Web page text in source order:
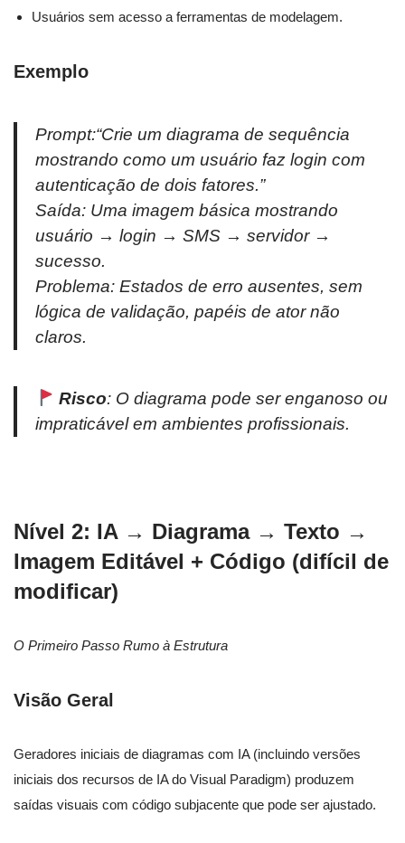
Usuários sem acesso a ferramentas de modelagem.
Exemplo
Prompt:“Crie um diagrama de sequência
mostrando como um usuário faz login com
autenticação de dois fatores.”
Saída: Uma imagem básica mostrando
usuário → login → SMS → servidor →
sucesso.
Problema: Estados de erro ausentes, sem
lógica de validação, papéis de ator não
claros.
Risco: O diagrama pode ser enganoso ou
impraticável em ambientes profissionais.
Nível 2: IA → Diagrama → Texto →
Imagem Editável + Código (difícil de
modificar)
O Primeiro Passo Rumo à Estrutura
Visão Geral
Geradores iniciais de diagramas com IA (incluindo versões
iniciais dos recursos de IA do Visual Paradigm) produzem
saídas visuais com código subjacente que pode ser ajustado.